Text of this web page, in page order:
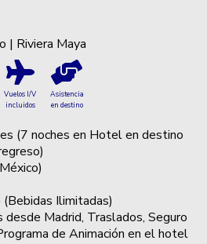
| Riviera Maya
Vuelos I/V
incluidos
Asistencia
en destino
(7 noches en Hotel en destino
Ilimitadas)
Madrid, Traslados, Seguro
de Animación en el hotel